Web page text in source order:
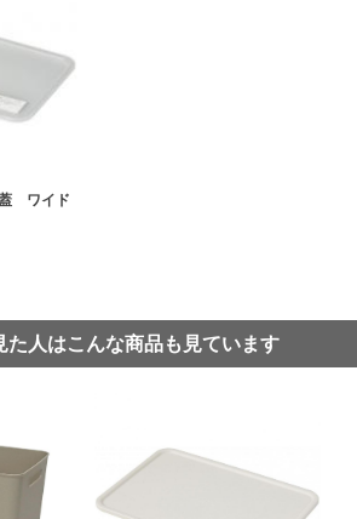
蓋 ワイド
た人はこんな商品も見ています